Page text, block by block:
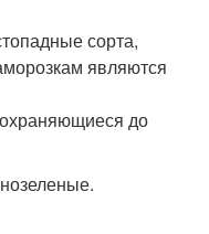
сорта,
являются
до